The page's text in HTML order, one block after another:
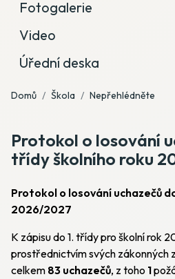
Fotogalerie
Video
Úřední deska
Domů Škola Nepřehlédněte
Protokol o losování
třídy školního roku
Protokol o losování uchazečů
2026/2027
K zápisu do 1. třídy pro školní rok
prostřednictvím svých zákonných
celkem 83 uchazečů, z toho 1